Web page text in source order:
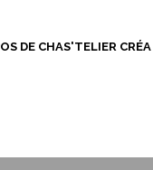
DE CHAS'TELIER CRÉA